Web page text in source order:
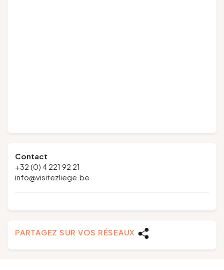
Contact
+32 (0) 4 221 92 21
info@visitezliege.be
PARTAGEZ SUR VOS RÉSEAUX